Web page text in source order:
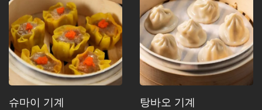
슈마이 기계 탕바오 기계